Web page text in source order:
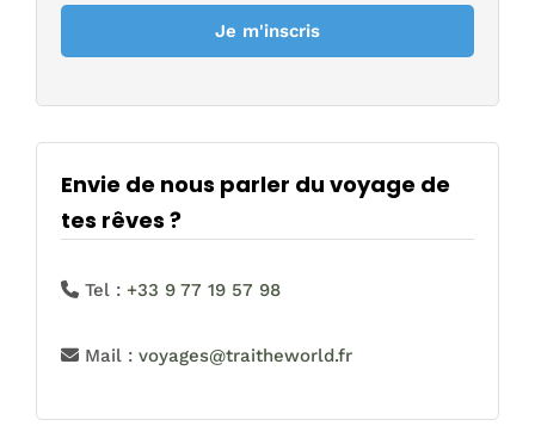
Envie de nous parler du voyage de
tes rêves ?
Tel : +33 9 77 19 57 98
Mail : voyages@traitheworld.fr